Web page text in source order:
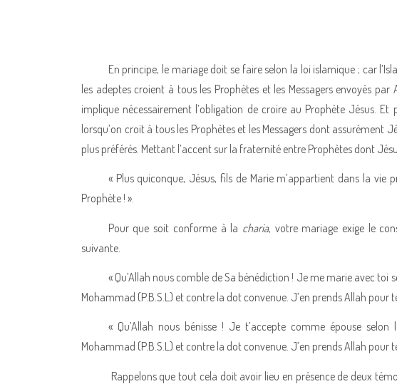
En principe, le mariage doit se faire selon la loi islamique ; car
les adeptes croient à tous les Prophètes et les Messagers envoyés
implique nécessairement l’obligation de croire au Prophète Jésus.
lorsqu’on croit à tous les Prophètes et les Messagers dont assurément
plus préférés. Mettant l’accent sur la fraternité entre Prophètes dont
« Plus quiconque, Jésus, fils de Marie m’appartient dans la vie
Prophète ! ».
Pour que soit conforme à la charia, votre mariage exige le
suivante.
« Qu’Allah nous comble de Sa bénédiction ! Je me marie avec toi
Mohammad (P.B.S.L) et contre la dot convenue. J’en prends Allah pour
« Qu’Allah nous bénisse ! Je t’accepte comme épouse
Mohammad (P.B.S.L) et contre la dot convenue. J’en prends Allah pour
Rappelons que tout cela doit avoir lieu en présence de deux